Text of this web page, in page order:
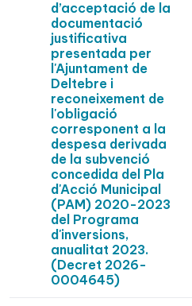
d’acceptació de la
documentació
justificativa
presentada per
l'Ajuntament de
Deltebre i
reconeixement de
l'obligació
corresponent a la
despesa derivada
de la subvenció
concedida del Pla
d'Acció Municipal
(PAM) 2020-2023
del Programa
d'inversions,
anualitat 2023.
(Decret 2026-
0004645)